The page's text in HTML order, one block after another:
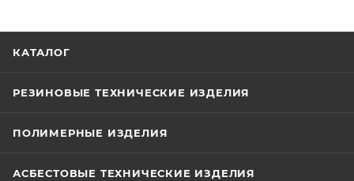
КАТАЛОГ
РЕЗИНОВЫЕ ТЕХНИЧЕСКИЕ ИЗДЕЛИЯ
ПОЛИМЕРНЫЕ ИЗДЕЛИЯ
АСБЕСТОВЫЕ ТЕХНИЧЕСКИЕ ИЗДЕЛИЯ